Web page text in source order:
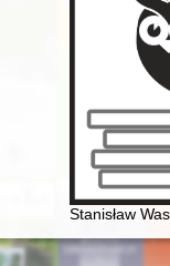
polska lat 1918-2018
Stanisław